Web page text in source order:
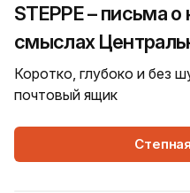
STEPPE – письма
смыслах
Коротко, глубоко и без
почтовый ящик